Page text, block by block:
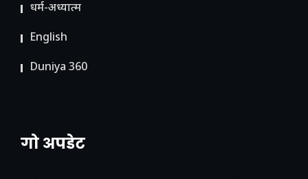
धर्म-अध्यात्म
English
Duniya 360
गो अपडेट